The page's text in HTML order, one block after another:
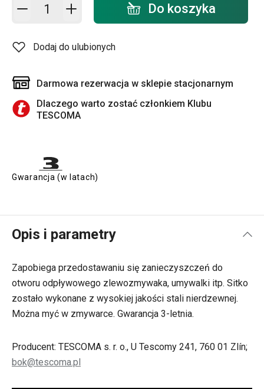
Do koszyka
Dodaj do ulubionych
Darmowa rezerwacja w sklepie stacjonarnym
Dlaczego warto zostać członkiem Klubu
TESCOMA
Gwarancja (w latach)
Opis i parametry
Zapobiega przedostawaniu się zanieczyszczeń do
otworu odpływowego zlewozmywaka, umywalki itp. Sitko
zostało wykonane z wysokiej jakości stali nierdzewnej.
Można myć w zmywarce. Gwarancja 3-letnia.
Producent: TESCOMA s. r. o., U Tescomy 241, 760 01 Zlín;
bok@tescoma.pl